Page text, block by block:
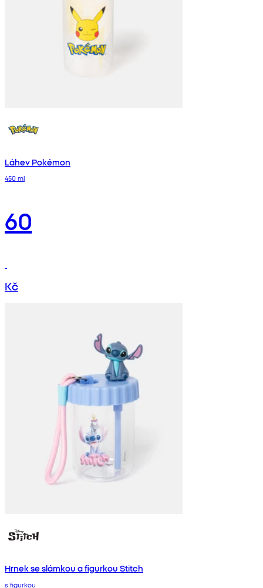
Láhev Pokémon
450 ml
60
Kč
Hrnek se slámkou a figurkou Stitch
s figurkou